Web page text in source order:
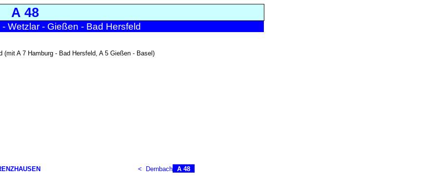
A 48
Wetzlar - Gießen - Bad Hersfeld
(mit A 7 Hamburg - Bad Hersfeld, A 5 Gießen - Basel)
< Dernbach A 48